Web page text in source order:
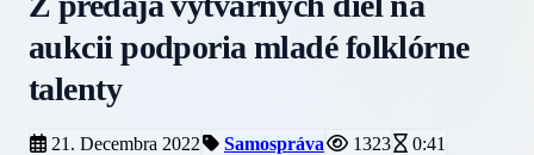
aukcii podporia mladé folklórne
talenty
21. Decembra 2022 Samospráva 1323 0:41